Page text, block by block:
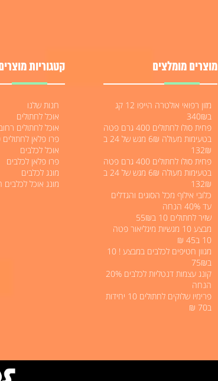
מוצרים מומלצים
מזון רפואי אולטרה הייפו 12 קג
ב340₪
פחית סולו לחתולים 400 גרם פטה
בטעימות מעולה 6₪ מגש של 24 ב
132₪
פחית סולו לחתולים 400 גרם פטה
בטעימות מעולה 6₪ מגש של 24 ב
132₪
כלובי אילוף מכל הסוגים והגדלים
עד 40% הנחה
שזיר לחתולים 10 ב55₪
מבצע 10 מגשיות מיגליאור פטה
10 ב45 ₪
מגוון חטיפים לכלבים במבצע ! 10
ב75₪
קונג עצמות דנטליות לכלבים 20%
הנחה
פרימיו שלוקים לחתולים 10 יחידות
ב70 ₪
קטגוריות
חנות שלנו
אוכל לחתולים
אוכל לחתולים רחוב 18
פרו פלאן לחתולים 10 קילו
אוכל לכלבים
פרו פלאן לכלבים
מונג לכלבים
מונג אוכל לכלבים